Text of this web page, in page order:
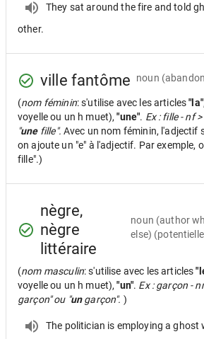
They sat around the fire and told
other.
ville fantôme noun
(nom féminin: s'utilise avec les articles
voyelle ou un h muet),"une". Ex : fille - nf
"unefille". Avec un nom féminin, l'adjectif
on ajoute un "e" à l'adjectif. Par exemple,
fille".)
nègre,
nègre
littéraire
noun (author
else)
(nom masculin: s'utilise avec les articles
voyelle ou un h muet),"un". Ex : garçon -
garçon" ou "ungarçon". )
The politician is employing a ghost